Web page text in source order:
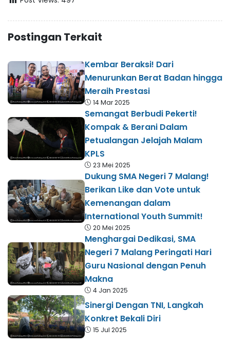
Postingan Terkait
Kembar Beraksi! Dari
Menurunkan Berat Badan hingga
Meraih Prestasi
14 Mar 2025
Semangat Berbudi Pekerti!
Kompak & Berani Dalam
Petualangan Jelajah Malam
KPLS
23 Mei 2025
Dukung SMA Negeri 7 Malang!
Berikan Like dan Vote untuk
Kemenangan dalam
International Youth Summit!
20 Mei 2025
Menghargai Dedikasi, SMA
Negeri 7 Malang Peringati Hari
Guru Nasional dengan Penuh
Makna
4 Jan 2025
Sinergi Dengan TNI, Langkah
Konkret Bekali Diri
15 Jul 2025